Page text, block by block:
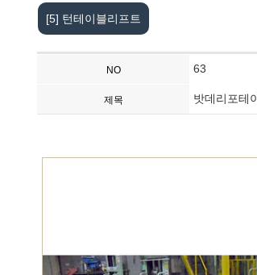
[5] 턴테이블리프트
NO 63
제목 밧데리포테